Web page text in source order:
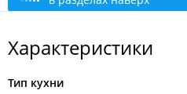
Характеристики
Тип кухни